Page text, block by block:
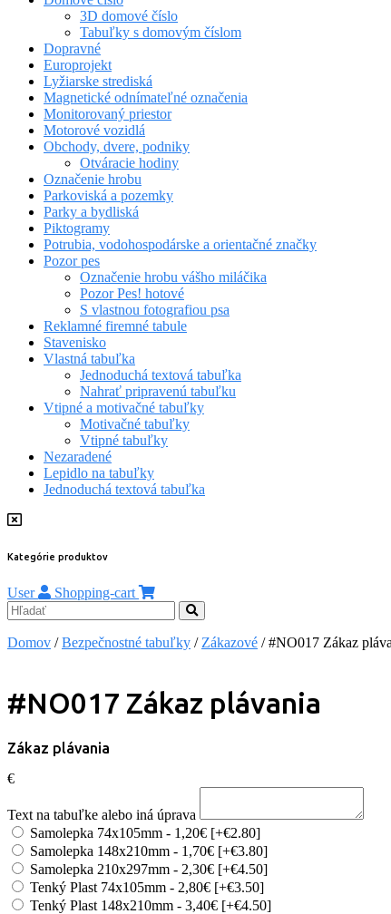
3D domové číslo
Tabuľky s domovým číslom
Dopravné
Europrojekt
Lyžiarske strediská
Magnetické odnímateľné označenia
Monitorovaný priestor
Motorové vozidlá
Obchody, dvere, podniky
Otváracie hodiny
Označenie hrobu
Parkoviská a pozemky
Parky a bydliská
Piktogramy
Potrubia, vodohospodárske a orientačné značky
Pozor pes
Označenie hrobu vášho miláčika
Pozor Pes! hotové
S vlastnou fotografiou psa
Reklamné firemné tabule
Stavenisko
Vlastná tabuľka
Jednoduchá textová tabuľka
Nahrať pripravenú tabuľku
Vtipné a motivačné tabuľky
Motivačné tabuľky
Vtipné tabuľky
Nezaradené
Lepidlo na tabuľky
Jednoduchá textová tabuľka
Kategórie produktov
User Shopping-cart
Domov /Bezpečnostné tabuľky / Zákazové / #NO017 Zákaz
#NO017 Zákaz plávania
Zákaz plávania
€
Text na tabuľke alebo iná úprava
Samolepka 74x105mm - 1,20€ [+€2.80]
Samolepka 148x210mm - 1,70€ [+€3.80]
Samolepka 210x297mm - 2,30€ [+€4.50]
Tenký Plast 74x105mm - 2,80€ [+€3.50]
Tenký Plast 148x210mm - 3,40€ [+€4.50]